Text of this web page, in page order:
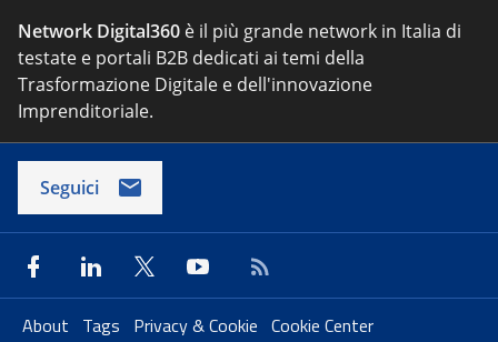
Network Digital360 è il più grande network in Italia di
testate e portali B2B dedicati ai temi della
Trasformazione Digitale e dell'innovazione
Imprenditoriale.
Seguici
About Tags Privacy & Cookie Cookie Center